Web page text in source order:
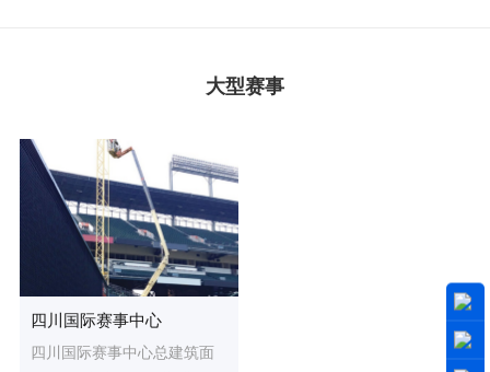
大型赛事
四川国际赛事中心
四川国际赛事中心总建筑面